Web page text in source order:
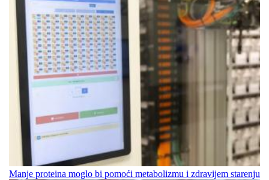
Manje proteina moglo bi pomoći metabolizmu i zdravijem starenju